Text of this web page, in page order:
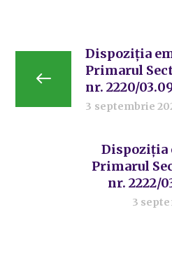
Dispoziția
Primarul
nr. 2220/
3 septembrie
Dispoziția
Primarul
nr. 2222/
3